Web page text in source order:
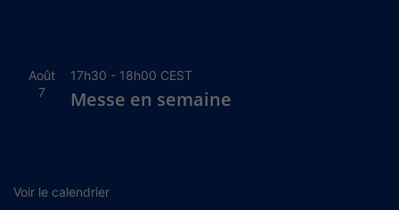
Août
7
17h30 - 18h00 CEST
Messe en semaine
Voir le calendrier